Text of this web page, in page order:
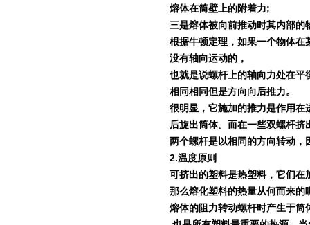
熔体在筒壁上的附着力;
三是熔体被向前推动时其内部的
根据牛顿定理，如果一个物体
没有轴向运动的，
也就是说螺杆上的轴向力处在
相同相同但是方向向后推力。
很明显，它施加的推力是作用
后旋出筒体。而在一些双螺杆
两个螺杆是以相同的方向转动
2.温度原则
可挤出的塑料是热塑料，它们
那么熔化塑料的热量从何而来的
熔体的阻力转动螺杆时产生于筒